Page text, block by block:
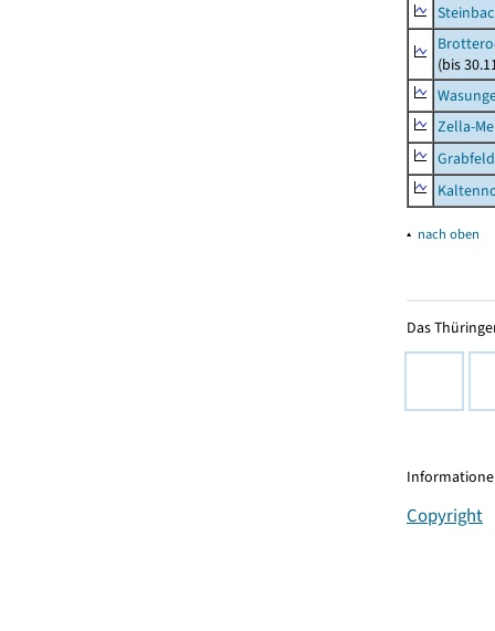
(bis
Zella-
Grabfeld
▴ nach oben
Das
Copyright